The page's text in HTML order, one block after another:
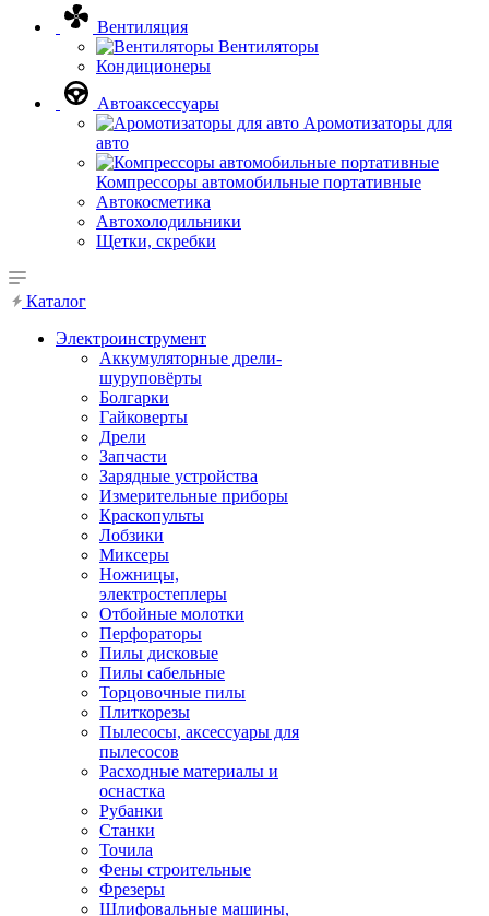
Вентиляция
Вентиляторы
Кондиционеры
Автоаксессуары
Аромотизаторы для
авто
Компрессоры автомобильные портативные
Автокосметика
Автохолодильники
Щетки, скребки
Каталог
Электроинструмент
Аккумуляторные дрели-
шуруповёрты
Болгарки
Гайковерты
Дрели
Запчасти
Зарядные устройства
Измерительные приборы
Краскопульты
Лобзики
Миксеры
Ножницы,
электростеплеры
Отбойные молотки
Перфораторы
Пилы дисковые
Пилы сабельные
Торцовочные пилы
Плиткорезы
Пылесосы, аксессуары для
пылесосов
Расходные материалы и
оснастка
Рубанки
Станки
Точила
Фены строительные
Фрезеры
Шлифовальные машины,